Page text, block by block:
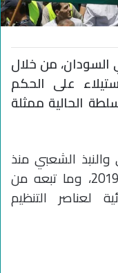
السودان، من خلال
على الحكم
الحالية ممثلة
الشعبي منذ
سقوط نظام عمر البشير في عام 2019، وما تبعه من
لعناصر التنظيم